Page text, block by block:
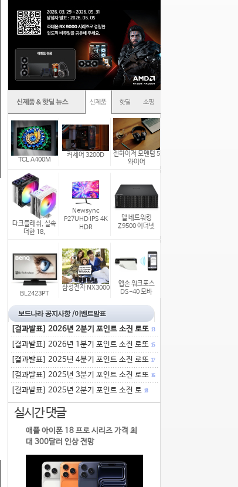
TCL A400M
커세어 3200D
젠하이저 모멘텀 5
와이어
다크플래쉬, 실속
더한 18,
Newsync
P27UHD IPS 4K
HDR
델 네트워킹
Z9500 이더넷
BL2423PT
삼성전자 NX3000
엡손 워크포스
DS-40 모바
[결과발표] 2026년 2분기 포인트 소진 로또 13
[결과발표] 2026년 1분기 포인트 소진 로또 15
[결과발표] 2025년 4분기 포인트 소진 로또 17
[결과발표] 2025년 3분기 포인트 소진 로또 16
[결과발표] 2025년 2분기 포인트 소진 로 18
실시간 댓글
애플 아이폰 18 프로 시리즈 가격 최
대 300달러 인상 전망